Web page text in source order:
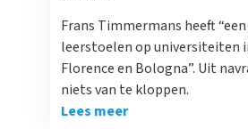
Frans Timmermans heeft
leerstoelen op universiteiten
Florence en Bologna”. Uit
niets van te kloppen.
Lees meer